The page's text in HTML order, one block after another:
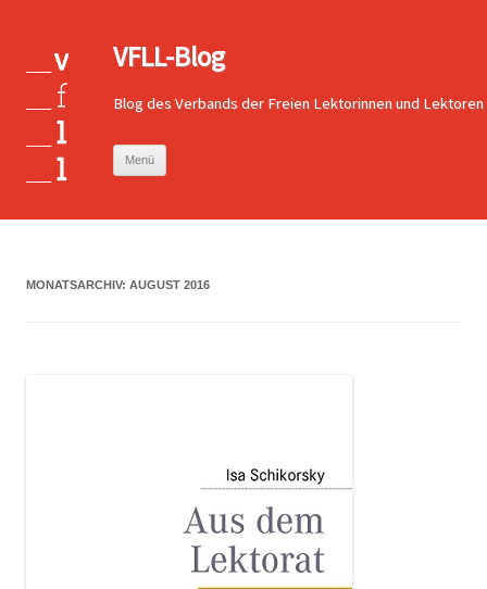
VFLL-Blog
Blog des Verbands der Freien Lektorinnen und Lektoren
Menü
MONATSARCHIV: AUGUST 2016